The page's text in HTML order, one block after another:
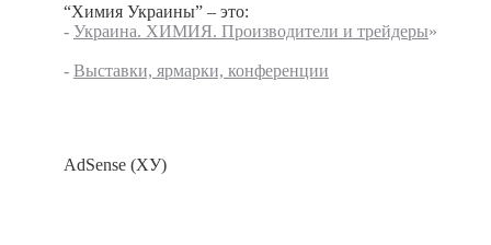
“Химия Украины” – это:
- Украина. ХИМИЯ. Производители и трейдеры»
- Выставки, ярмарки, конференции
AdSense (ХУ)